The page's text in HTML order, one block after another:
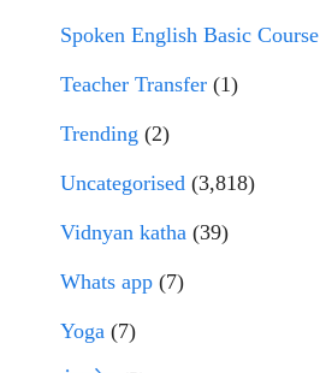
Spoken English Basic Course
Teacher Transfer (1)
Trending (2)
Uncategorised (3,818)
Vidnyan katha (39)
Whats app (7)
Yoga (7)